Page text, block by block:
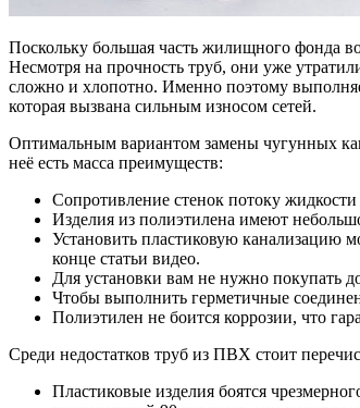
Поскольку большая часть жилищного фонда
Несмотря на прочность труб, они уже
сложно и хлопотно. Именно поэтому
которая вызвана сильным износом сетей.
Оптимальным вариантом замены чугунных
неё есть масса преимуществ:
Сопротивление стенок потоку
Изделия из полиэтилена имеют
Установить пластиковую канализацию
конце статьи видео.
Для установки вам не нужно покупать
Чтобы выполнить герметичные
Полиэтилен не боится коррозии, что
Среди недостатков труб из ПВХ стоит
Пластиковые изделия боятся